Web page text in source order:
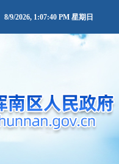
8/9/2026, 1:07:41 PM 星期日